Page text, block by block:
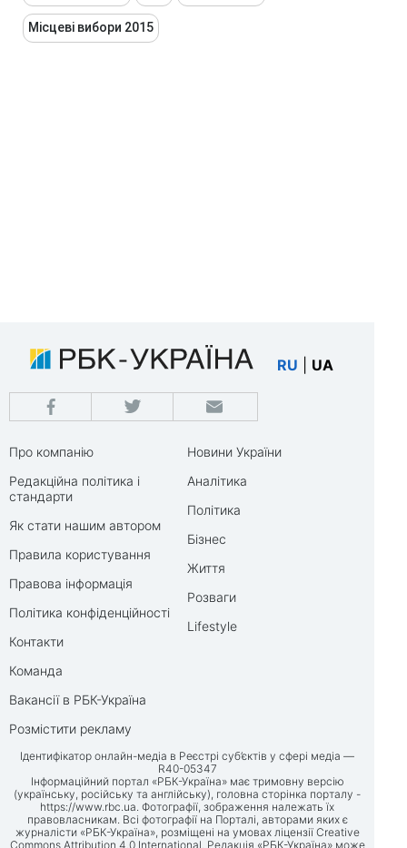
Місцеві вибори 2015
RU UA
Про компанію
Редакційна політика і
стандарти
Як стати нашим автором
Правила користування
Правова інформація
Політика конфіденційності
Контакти
Команда
Вакансії в РБК-Україна
Розмістити рекламу
Новини України
Аналітика
Політика
Бізнес
Життя
Розваги
Lifestyle
Ідентифікатор онлайн-медіа в Реєстрі суб’єктів у сфері медіа —
R40-05347
Інформаційний портал «РБК-Україна» має тримовну версію
(українську, російську та англійську), головна сторінка порталу -
https://www.rbc.ua. Фотографії, зображення належать їх
правовласникам. Всі фотографії на Порталі, авторами яких є
журналісти «РБК-Україна», розміщені на умовах ліцензії Creative
Commons Attribution 4.0 International. Редакція «РБК-Україна» може